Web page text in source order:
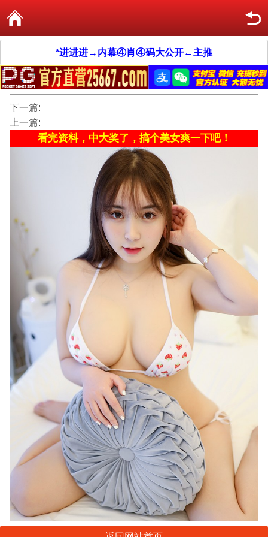
*进进进→内幕④肖④码大公开←主推
下一篇:
上一篇:
看完资料，中大奖了，搞个美女爽一下吧！